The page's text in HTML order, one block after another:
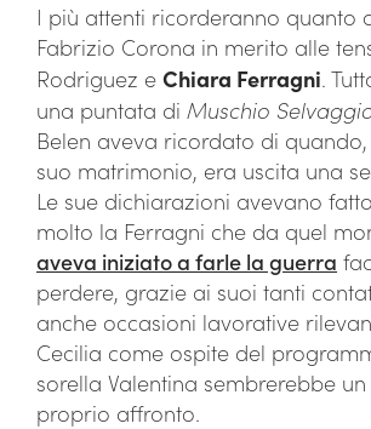
I più attenti ricorderanno quanto
Fabrizio Corona in merito alle
Rodriguez e Chiara Ferragni.
una puntata di Muschio
Belen aveva ricordato di
suo matrimonio, era uscita una
Le sue dichiarazioni avevano
molto la Ferragni che da quel
aveva iniziato a farle la guerra
perdere, grazie ai suoi tanti
anche occasioni lavorative
Cecilia come ospite del
sorella Valentina sembrerebbe
proprio affronto.